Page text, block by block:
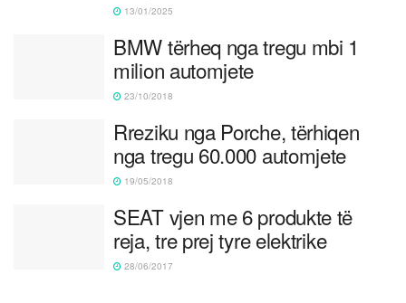
13/01/2025
BMW tërheq nga tregu mbi 1
milion automjete
23/10/2018
Rreziku nga Porche, tërhiqen
nga tregu 60.000 automjete
19/05/2018
SEAT vjen me 6 produkte të
reja, tre prej tyre elektrike
28/06/2017